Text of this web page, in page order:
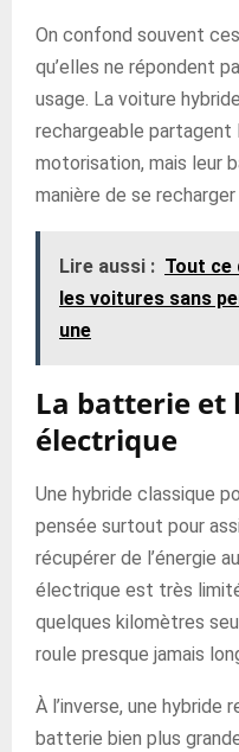
On confond souvent
qu’elles ne répondent
usage. La voiture
rechargeable partagent
motorisation, mais leur
manière de se
Lire aussi : Tout ce
les voitures sans
une
La batterie et
électrique
Une hybride classique
pensée surtout pour
récupérer de l’énergie
électrique est très
quelques kilomètres
roule presque jamais
À l’inverse, une hybride
batterie bien plus